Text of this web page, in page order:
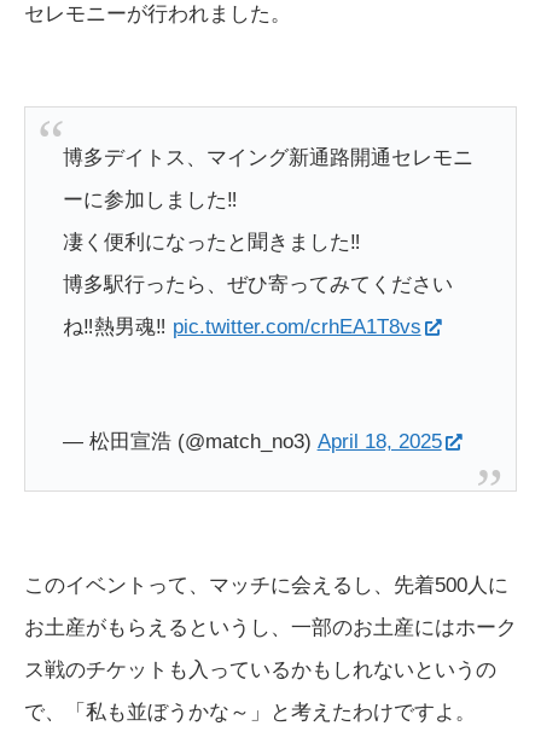
セレモニーが行われました。
博多デイトス、マイング新通路開通セレモニ
ーに参加しました‼️
凄く便利になったと聞きました‼️
博多駅行ったら、ぜひ寄ってみてください
ね‼️熱男魂‼️ pic.twitter.com/crhEA1T8vs
— 松田宣浩 (@match_no3) April 18, 2025
このイベントって、マッチに会えるし、先着500人に
お土産がもらえるというし、一部のお土産にはホーク
ス戦のチケットも入っているかもしれないというの
で、「私も並ぼうかな～」と考えたわけですよ。